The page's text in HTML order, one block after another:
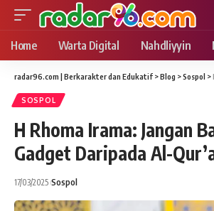
Home Warta Digital Nahdliyyin
radar96.com | Berkarakter dan Edukatif >Blog >Sospol >
SOSPOL
H Rhoma Irama: Jangan
Gadget Daripada Al-
17/03/2025 Sospol